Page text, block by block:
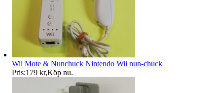
Wii Mote & Nunchuck Nintendo Wii nun-chuck
Pris:179 kr,Köp nu.